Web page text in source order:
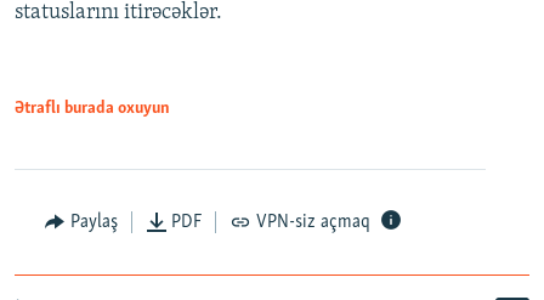
Auto 240p 360p 480p
720p 1080p
statuslarını itirəcəklər.
Ətraflı burada oxuyun
Paylaş PDF VPN-siz açmaq